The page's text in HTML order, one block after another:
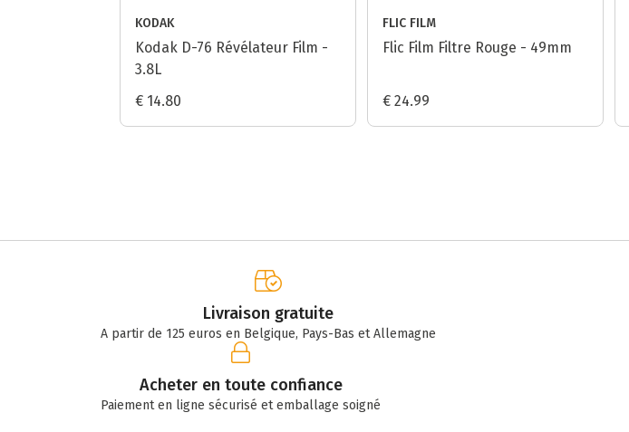
KODAK
Kodak D-76 Révélateur Film -
3.8L
€ 14.80
FLIC FILM
Flic Film Filtre Rouge - 49mm
€ 24.99
Livraison gratuite
A partir de 125 euros en Belgique, Pays-Bas et Allemagne
Acheter en toute confiance
Paiement en ligne sécurisé et emballage soigné